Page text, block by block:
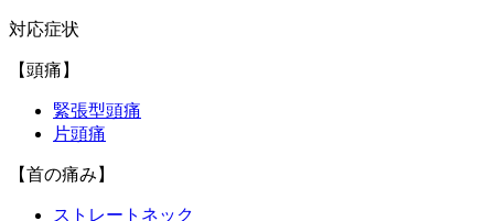
対応症状
【頭痛】
緊張型頭痛
片頭痛
【首の痛み】
ストレートネック